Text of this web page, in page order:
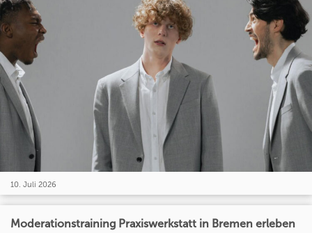
10. Juli 2026
Moderationstraining Praxiswerkstatt in Bremen erleben